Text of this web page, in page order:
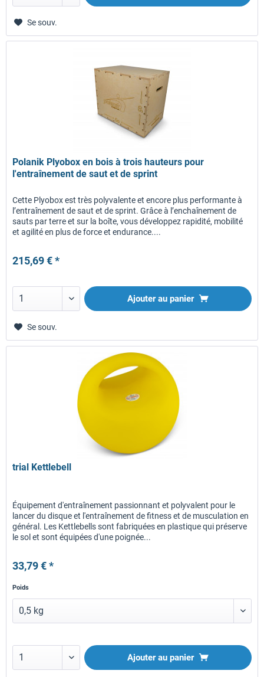
Se souv.
Polanik Plyobox en bois à trois hauteurs pour
l'entraînement de saut et de sprint
Cette Plyobox est très polyvalente et encore plus performante à
l’entraînement de saut et de sprint. Grâce à l’enchaînement de
sauts par terre et sur la boîte, vous développez rapidité, mobilité
et agilité en plus de force et endurance....
215,69 € *
Ajouter au panier
Se souv.
trial Kettlebell
Équipement d'entraînement passionnant et polyvalent pour le
lancer du disque et l'entraînement de fitness et de musculation en
général. Les Kettlebells sont fabriquées en plastique qui préserve
le sol et sont équipées d'une poignée...
33,79 € *
Poids
Ajouter au panier